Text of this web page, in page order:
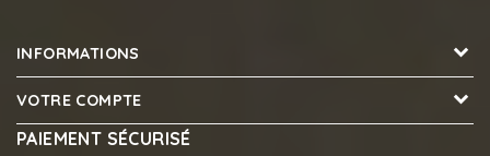
INFORMATIONS
VOTRE COMPTE
PAIEMENT SÉCURISÉ